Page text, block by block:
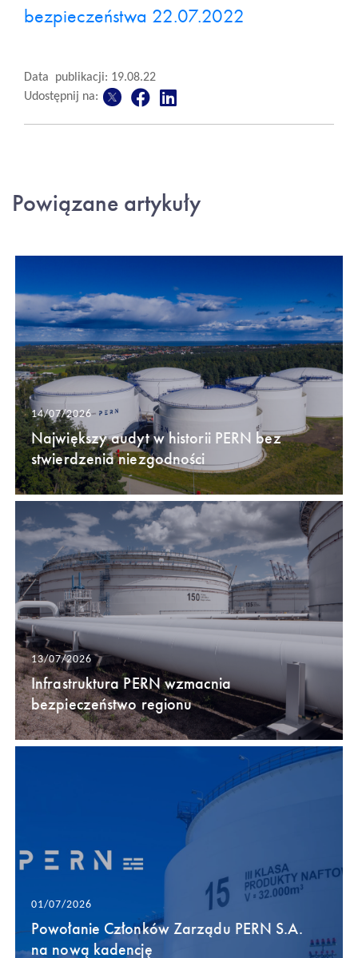
bezpieczeństwa 22.07.2022
Data publikacji: 19.08.22
Udostępnij na:
Powiązane artykuły
14/07/2026
Największy audyt w historii PERN bez
stwierdzenia niezgodności
13/07/2026
Infrastruktura PERN wzmacnia
bezpieczeństwo regionu
01/07/2026
Powołanie Członków Zarządu PERN S.A.
na nową kadencję